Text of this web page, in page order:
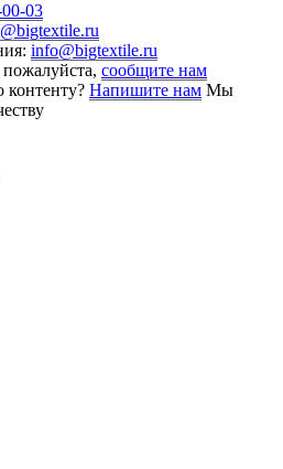
03
info@bigtextile.ru
сообщите нам
контенту? Напишите нам Мы